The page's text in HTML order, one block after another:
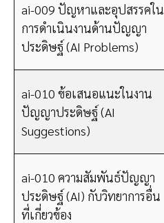
ai-009 ปัญหาและอุปสรรคใน
การดำเนินงานด้านปัญญา
ประดิษฐ์ (AI Problems)
ai-010 ข้อเสนอแนะในงาน
ปัญญาประดิษฐ์ (AI
Suggestions)
ai-010 ความสัมพันธ์ปัญญา
ประดิษฐ์ (AI) กับวิทยาการอื่น
ที่เกี่ยวข้อง